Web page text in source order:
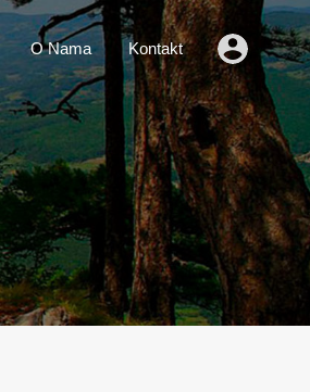
Smeštaj O Nama Kontakt
O Nama Kontakt